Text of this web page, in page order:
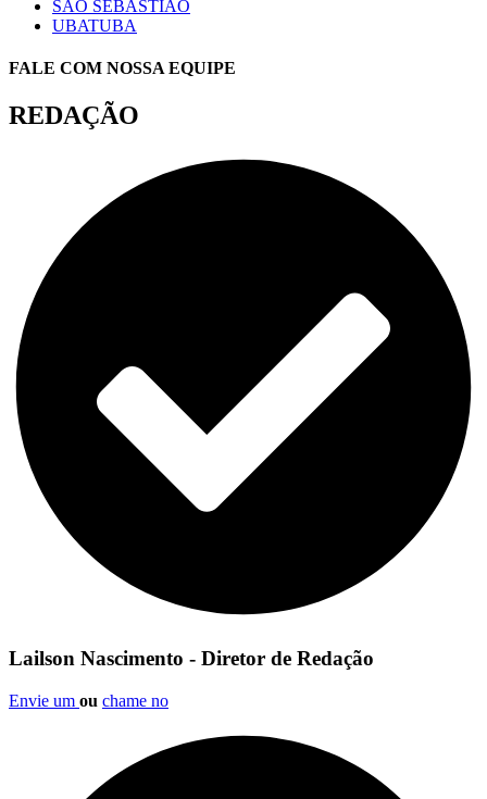
SÃO SEBASTIÃO
UBATUBA
FALE COM NOSSA EQUIPE
REDAÇÃO
Lailson Nascimento - Diretor de Redação
Envie um ou chame no